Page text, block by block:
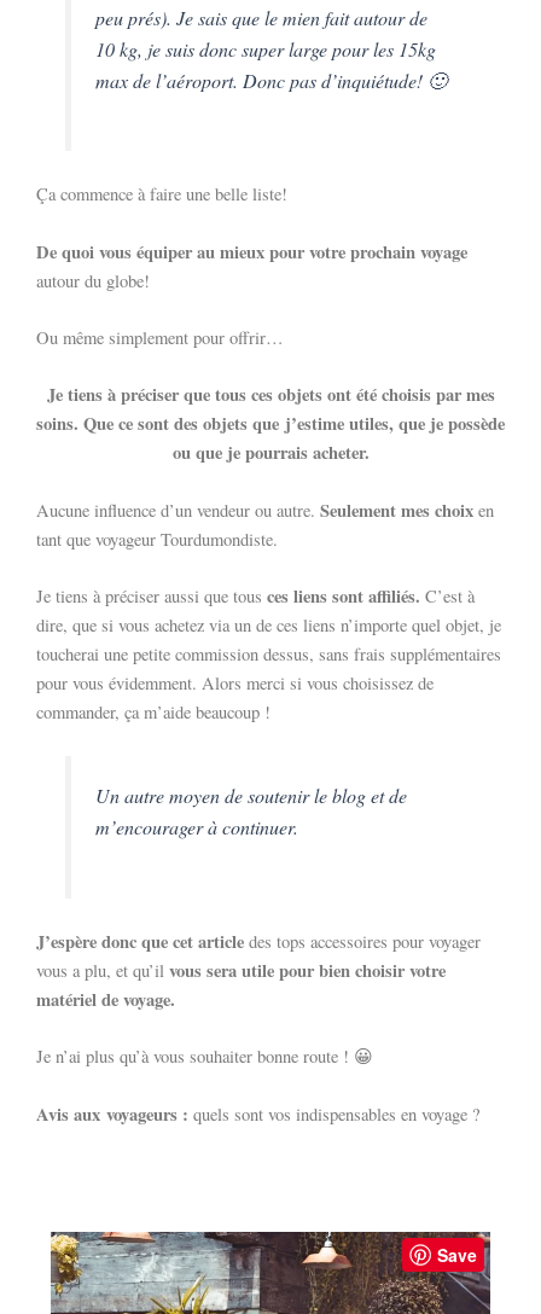
peu prés). Je sais que le mien fait autour de
10 kg, je suis donc super large pour les 15kg
max de l’aéroport. Donc pas d’inquiétude! 🙂
Ça commence à faire une belle liste!
De quoi vous équiper au mieux pour votre prochain voyage
autour du globe!
Ou même simplement pour offrir…
Je tiens à préciser que tous ces objets ont été choisis par mes
soins. Que ce sont des objets que j’estime utiles, que je possède
ou que je pourrais acheter.
Aucune influence d’un vendeur ou autre. Seulement mes choix en
tant que voyageur Tourdumondiste.
Je tiens à préciser aussi que tous ces liens sont affiliés. C’est à
dire, que si vous achetez via un de ces liens n’importe quel objet, je
toucherai une petite commission dessus, sans frais supplémentaires
pour vous évidemment. Alors merci si vous choisissez de
commander, ça m’aide beaucoup !
Un autre moyen de soutenir le blog et de
m’encourager à continuer.
J’espère donc que cet article des tops accessoires pour voyager
vous a plu, et qu’il vous sera utile pour bien choisir votre
matériel de voyage.
Je n’ai plus qu’à vous souhaiter bonne route ! 😀
Avis aux voyageurs : quels sont vos indispensables en voyage ?
Save